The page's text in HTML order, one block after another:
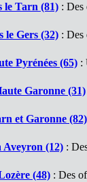
le Tarn (81) : Des
le Gers (32) : Des
Pyrénées (65) :
Garonne (31)
et Garonne (82)
Aveyron (12) :
(48) : Des